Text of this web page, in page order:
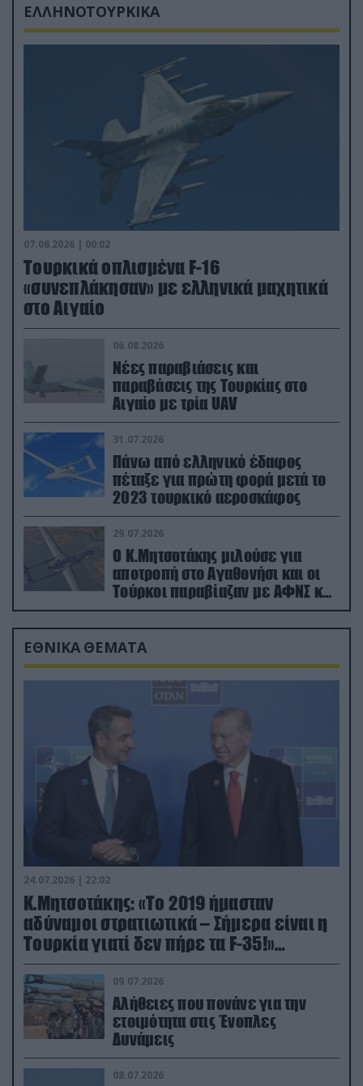
ΕΛΛΗΝΟΤΟΥΡΚΙΚΑ
07.08.2026 | 00:02
Τουρκικά οπλισμένα F-16
«συνεπλάκησαν» με ελληνικά μαχητικά
στο Αιγαίο
06.08.2026
Νέες παραβιάσεις και
παραβάσεις της Τουρκίας στο
Αιγαίο με τρία UAV
31.07.2026
Πάνω από ελληνικό έδαφος
πέταξε για πρώτη φορά μετά το
2023 τουρκικό αεροσκάφος
29.07.2026
Ο Κ.Μητσοτάκης μιλούσε για
αποτροπή στο Αγαθονήσι και οι
Τούρκοι παραβίαζαν με ΑΦΝΣ και
drone
ΕΘΝΙΚΑ ΘΕΜΑΤΑ
24.07.2026 | 22:02
Κ.Μητσοτάκης: «Το 2019 ήμασταν
αδύναμοι στρατιωτικά – Σήμερα είναι η
Τουρκία γιατί δεν πήρε τα F-35!»
(βίντεο)
09.07.2026
Αλήθειες που πονάνε για την
ετοιμότητα στις Ένοπλες
Δυνάμεις
08.07.2026